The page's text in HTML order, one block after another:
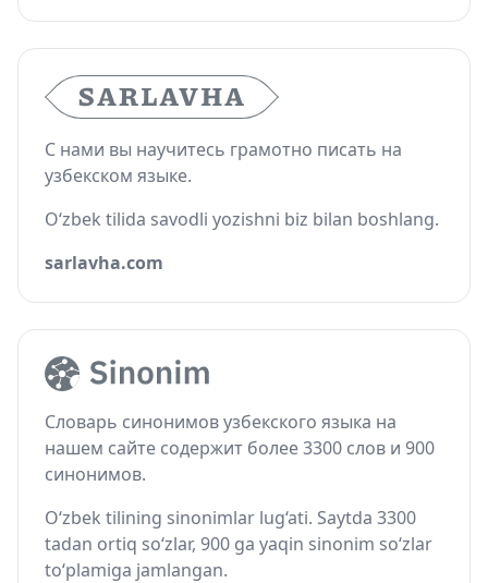
С нами вы научитесь грамотно писать на
узбекском языке.
O‘zbek tilida savodli yozishni biz bilan boshlang.
sarlavha.com
Словарь синонимов узбекского языка на
нашем сайте содержит более 3300 слов и 900
синонимов.
O‘zbek tilining sinonimlar lug‘ati. Saytda 3300
tadan ortiq so‘zlar, 900 ga yaqin sinonim so‘zlar
to‘plamiga jamlangan.